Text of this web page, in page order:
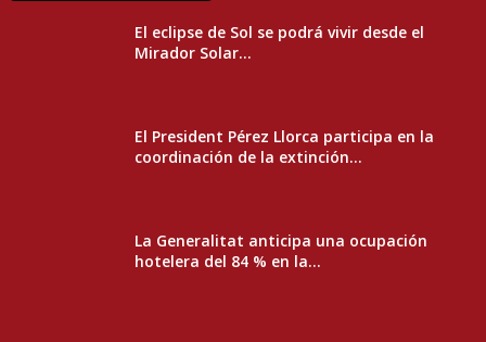
El eclipse de Sol se podrá vivir desde el
Mirador Solar...
El President Pérez Llorca participa en la
coordinación de la extinción...
La Generalitat anticipa una ocupación
hotelera del 84 % en la...